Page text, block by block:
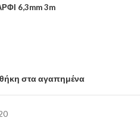
6,3mm 3m
στα αγαπημένα